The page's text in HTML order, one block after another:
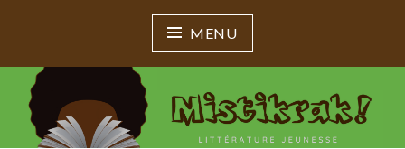
MENU
MISTIKRAK !
Littérature jeunesse